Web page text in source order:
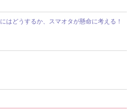
はどうするか、スマオタが懸命に考える！